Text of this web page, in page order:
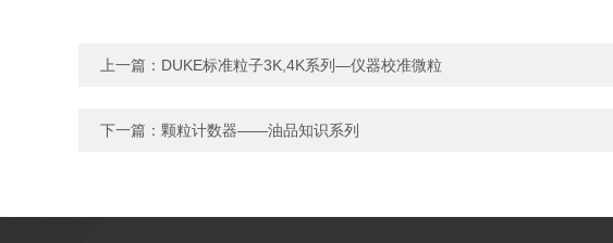
上一篇： DUKE标准粒子3K,4K系列—仪器校准微粒
下一篇： 颗粒计数器——油品知识系列